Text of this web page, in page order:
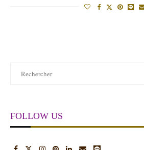
FOLLOW US